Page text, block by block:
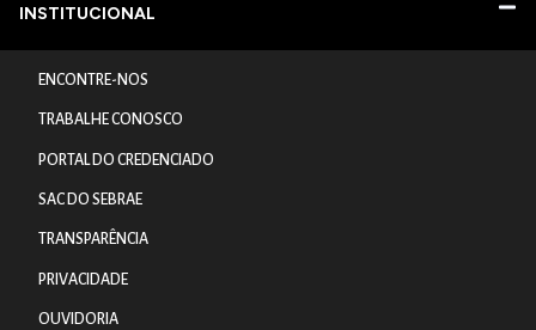
INSTITUCIONAL
ENCONTRE-NOS
TRABALHE CONOSCO
PORTAL DO CREDENCIADO
SAC DO SEBRAE
TRANSPARÊNCIA
PRIVACIDADE
OUVIDORIA